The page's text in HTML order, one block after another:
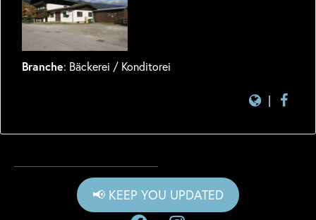
Branche: Bäckerei / Konditorei
|
📢 KEEP YOU UPDATED